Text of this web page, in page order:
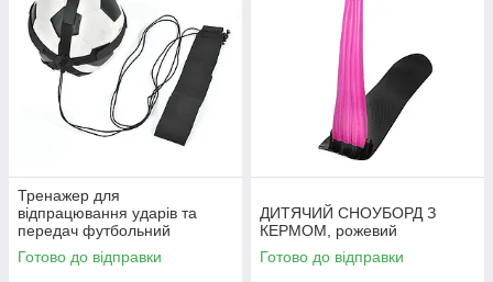
Тренажер для
відпрацювання ударів та
передач футбольний
Готово до відправки
ДИТЯЧИЙ СНОУБОРД З
КЕРМОМ, рожевий
Готово до відправки